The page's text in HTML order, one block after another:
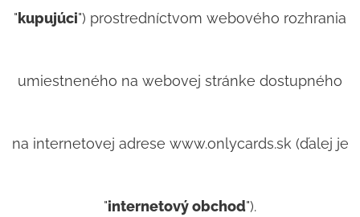
"kupujúci") prostredníctvom webového rozhrania
umiestneného na webovej stránke dostupného
na internetovej adrese www.onlycards.sk (ďalej je
"internetový obchod").